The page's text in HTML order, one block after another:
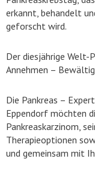
erkannt, behandelt
geforscht wird.
Der diesjährige
Annehmen –
Die Pankreas –
Eppendorf möchten
Pankreaskarzinom,
Therapieoptionen
und gemeinsam mit